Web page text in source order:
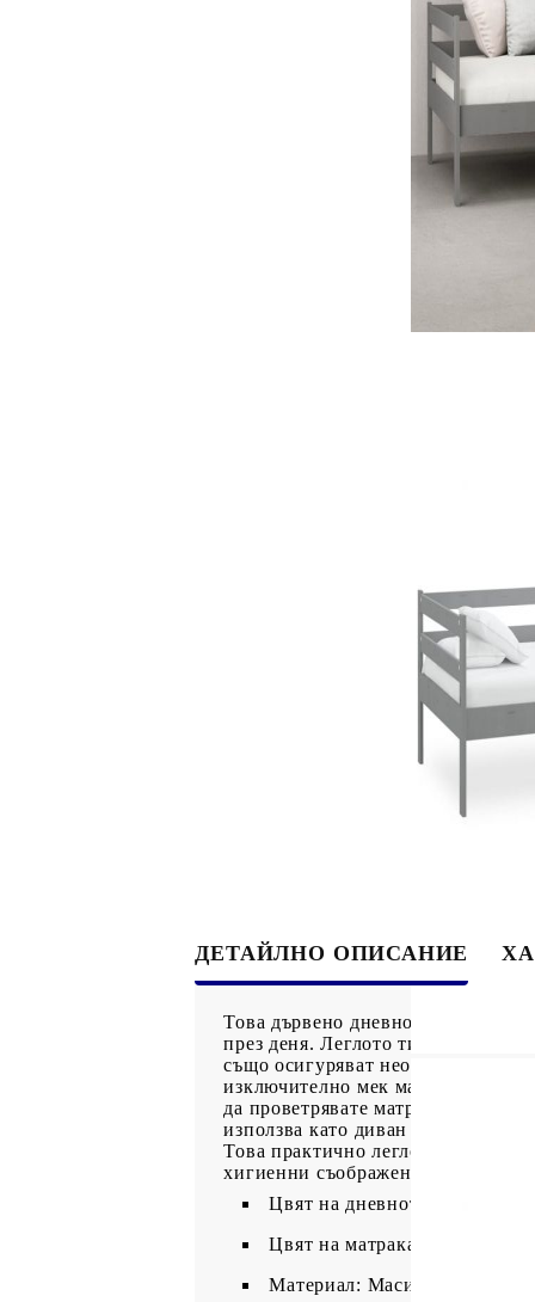
ДЕТАЙЛНО ОПИСАНИЕ
Това дървено дневно легло е
през деня. Леглото тип диван е
също осигуряват необходимата
изключително мек матрак!
да проветрявате матрака, за да
използва като диван през деня
Това практично легло-диван
хигиенни съображения не можете
Цвят на дневното легло:
Цвят на матрака: Бял
Материал: Масивна борова